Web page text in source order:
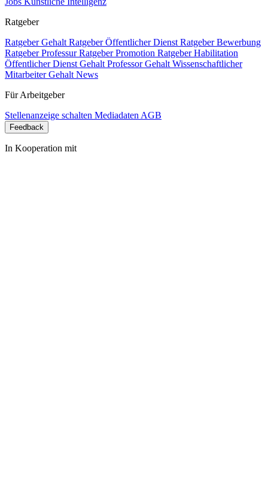
Ratgeber
Ratgeber Gehalt Ratgeber Öffentlicher Dienst Ratgeber Bewerbung
Ratgeber ProfessurRatgeber Promotion Ratgeber Habilitation
Öffentlicher Dienst Gehalt Professor Gehalt Wissenschaftlicher
Mitarbeiter Gehalt News
Für Arbeitgeber
Stellenanzeige schalten Mediadaten AGB
Feedback
In Kooperation mit